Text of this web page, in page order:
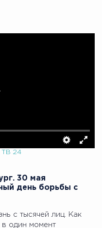
ТВ 24
30 мая
день борьбы с
с тысячей лиц. Как
один момент